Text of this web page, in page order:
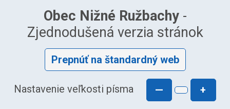
Obec Nižné Ružbachy-
Zjednodušená verzia stránok
Prepnúť na štandardný web
Nastavenie veľkosti písma — +